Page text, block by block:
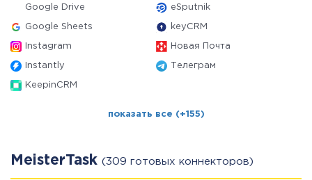
Google Drive eSputnik
Google Sheets keyCRM
Instagram Новая Почта
Instantly Телеграм
KeepinCRM
показать все (+155)
MeisterTask (309 готовых коннекторов)